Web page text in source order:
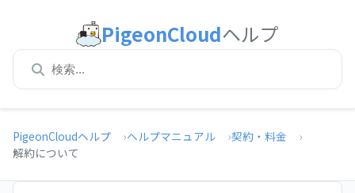
PigeonCloudヘルプ
PigeonCloudヘルプ ヘルプマニュアル
契約・料金
解約について